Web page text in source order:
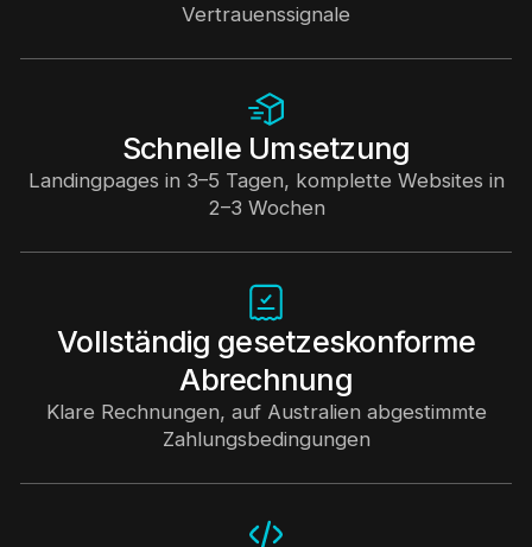
Vertrauenssignale
Schnelle Umsetzung
Landingpages in 3–5 Tagen, komplette Websites in
2–3 Wochen
Vollständig gesetzeskonforme
Abrechnung
Klare Rechnungen, auf Australien abgestimmte
Zahlungsbedingungen